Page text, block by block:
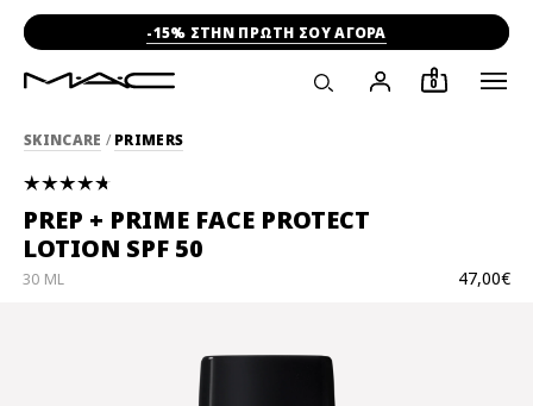
-15% ΣΤΗΝ ΠΡΩΤΗ ΣΟΥ ΑΓΟΡΑ
0
SKINCARE / PRIMERS
PREP + PRIME FACE PROTECT
LOTION SPF 50
47,00€
30 ML